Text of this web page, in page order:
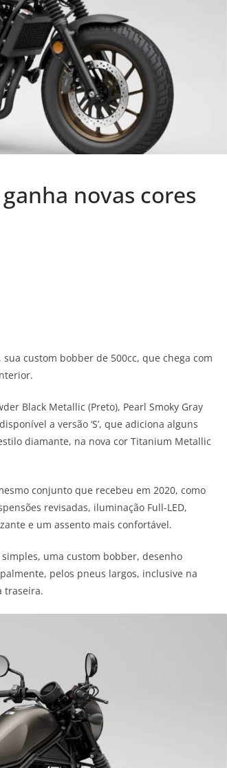
novas cores
, sua custom bobber de 500cc, que chega com
Black Metallic (Preto), Pearl Smoky Gray
a versão ‘S’, que adiciona alguns
diamante, na nova cor Titanium Metallic
conjunto que recebeu em 2020, como
revisadas, iluminação Full-LED,
e um assento mais confortável.
uma custom bobber, desenho
pelos pneus largos, inclusive na
traseira.